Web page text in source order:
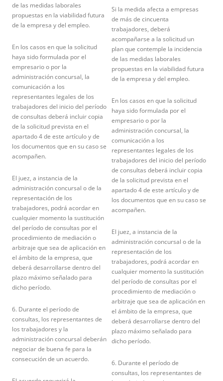
de las medidas laborales
propuestas en la viabilidad futura
de la empresa y del empleo.
En los casos en que la solicitud
haya sido formulada por el
empresario o por la
administración concursal, la
comunicación a los
representantes legales de los
trabajadores del inicio del período
de consultas deberá incluir copia
de la solicitud prevista en el
apartado 4 de este artículo y de
los documentos que en su caso se
acompañen.
El juez, a instancia de la
administración concursal o de la
representación de los
trabajadores, podrá acordar en
cualquier momento la sustitución
del período de consultas por el
procedimiento de mediación o
arbitraje que sea de aplicación en
el ámbito de la empresa, que
deberá desarrollarse dentro del
plazo máximo señalado para
dicho período.
6. Durante el período de
consultas, los representantes de
los trabajadores y la
administración concursal deberán
negociar de buena fe para la
consecución de un acuerdo.
Si la medida afecta a empresas
de más de cincuenta
trabajadores, deberá
acompañarse a la solicitud un
plan que contemple la incidencia
de las medidas laborales
propuestas en la viabilidad futura
de la empresa y del empleo.
En los casos en que la solicitud
haya sido formulada por el
empresario o por la
administración concursal, la
comunicación a los
representantes legales de los
trabajadores del inicio del período
de consultas deberá incluir copia
de la solicitud prevista en el
apartado 4 de este artículo y de
los documentos que en su caso se
acompañen.
El juez, a instancia de la
administración concursal o de la
representación de los
trabajadores, podrá acordar en
cualquier momento la sustitución
del período de consultas por el
procedimiento de mediación o
arbitraje que sea de aplicación en
el ámbito de la empresa, que
deberá desarrollarse dentro del
plazo máximo señalado para
dicho período.
6. Durante el período de
consultas, los representantes de